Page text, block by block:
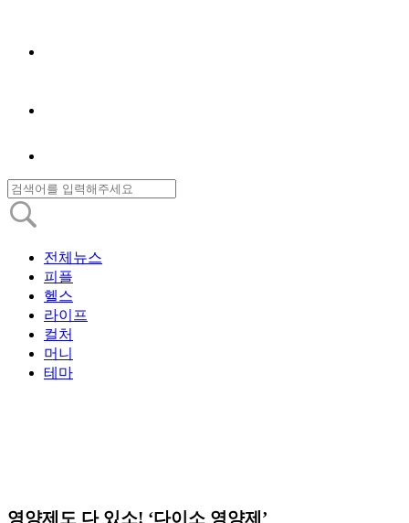
전체뉴스
피플
헬스
라이프
컬처
머니
테마
영양제도 다 있소! ‘다이소 영양제’